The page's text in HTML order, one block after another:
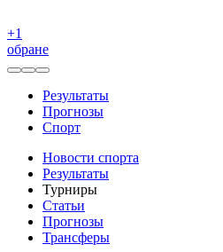
+1
обране
Результаты
Прогнозы
Спорт
Новости спорта
Результаты
Турниры
Статьи
Прогнозы
Трансферы